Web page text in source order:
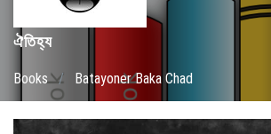
ঐতিহ্য
Books / Batayoner Baka Chad